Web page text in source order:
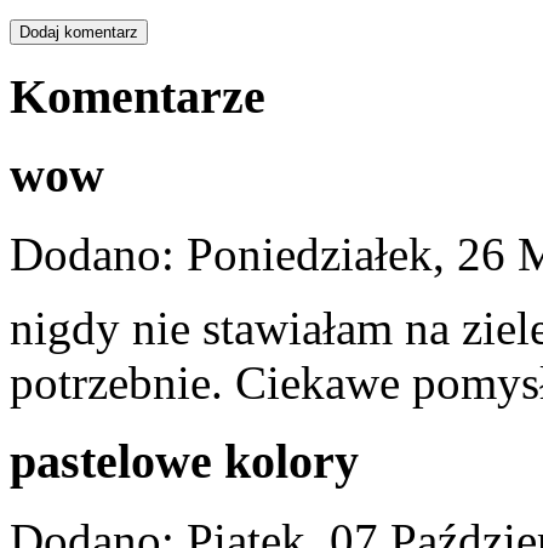
Komentarze
wow
Dodano: Poniedziałek,
nigdy nie stawiałam na
potrzebnie. Ciekawe
pastelowe kolory